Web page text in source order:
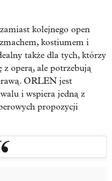
kolejnego open
kostiumem i
także dla tych, którzy
z operą, ale potrzebują
ORLEN jest
i wspiera jedną z
propozycji